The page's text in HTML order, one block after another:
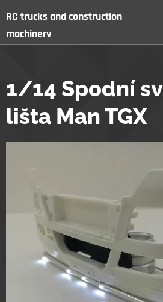
RC trucks and construction
machinery
1/14 Spodní
lišta Man TGX